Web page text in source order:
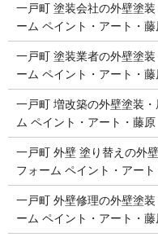
一戸町 塗装会社の外壁塗
ーム ペイント・アート・藤
一戸町 塗装業者の外壁塗
ーム ペイント・アート・藤
一戸町 増改築の外壁塗装
ム ペイント・アート・藤原
一戸町 外壁 塗り替えの外
フォーム ペイント・アー
一戸町 外壁修理の外壁塗
ーム ペイント・アート・藤